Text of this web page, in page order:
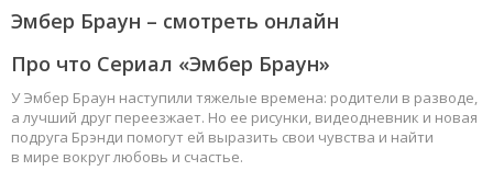
Эмбер Браун – смотреть онлайн
Про что Сериал «Эмбер Браун»
У Эмбер Браун наступили тяжелые времена: родители в разводе,
а лучший друг переезжает. Но ее рисунки, видеодневник и новая
подруга Брэнди помогут ей выразить свои чувства и найти
в мире вокруг любовь и счастье.